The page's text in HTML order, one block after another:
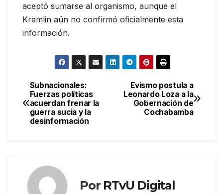
aceptó sumarse al organismo, aunque el
Kremlin aún no confirmó oficialmente esta
información.
Navegación
de
Evismo postula a
Leonardo Loza a la
Gobernación de
Cochabamba
Subnacionales:
Fuerzas políticas
acuerdan frenar la
guerra sucia y la
desinformación
Por RTvU Digital